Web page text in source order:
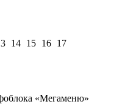
14 15 16 17
«Мегаменю»